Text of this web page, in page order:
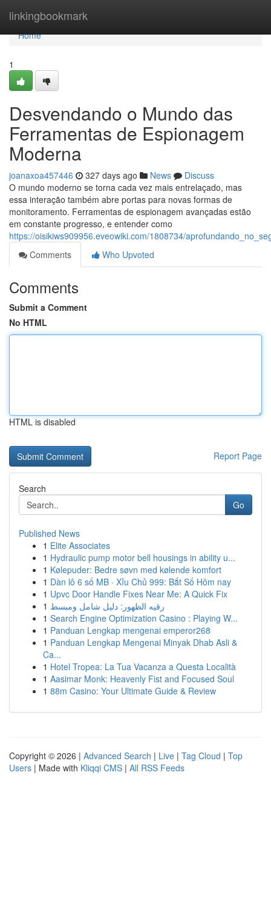
linkingbookmark
Home
Home
1
Desvendando o Mundo das
Ferramentas de Espionagem
Moderna
joanaxoa457446 327 days ago News
Discuss
O mundo moderno se torna cada vez mais entrelaçado, mas
essa interação também abre portas para novas formas de
monitoramento. Ferramentas de espionagem avançadas estão
em constante progresso, e entender como
https://oisikiws909956.eveowiki.com/1808734/
Comments
Who Upvoted
Comments
Submit a Comment
No HTML
HTML is disabled
Report Page
Search
Go
Published News
1 Elite Associates
1 Hydraulic pump motor bell housings in ability u...
1 Kølepuder: Bedre søvn med kølende komfort
1 Dàn lô 6 số MB · Xỉu Chủ 999: Bắt Số Hôm nay
1 Upvc Door Handle Fixes Near Me: A Quick Fix
1 رقيه الظهور: دليل شامل ومبسط
1 Search Engine Optimization Casino : Playing W...
1 Panduan Lengkap mengenai emperor268
1 Panduan Lengkap Mengenai Minyak Dhab Asli &
Ca...
1 Hotel Tropea: La Tua Vacanza a Questa Località
1 Aasimar Monk: Heavenly Fist and Focused Soul
1 88m Casino: Your Ultimate Guide & Review
Copyright © 2026 | Advanced Search | Live | Tag Cloud | Top
Users | Made with Kliqqi CMS | All RSS Feeds